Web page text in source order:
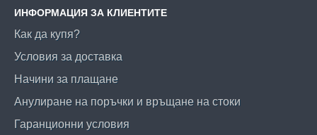
ИНФОРМАЦИЯ ЗА КЛИЕНТИТЕ
Как да купя?
Условия за доставка
Начини за плащане
Анулиране на поръчки и връщане на стоки
Гаранционни условия